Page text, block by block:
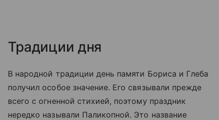
Традиции дня
В народной традиции день памяти Бориса и Глеба
получил особое значение. Его связывали прежде
всего с огненной стихией, поэтому праздник
нередко называли Паликопной. Это название